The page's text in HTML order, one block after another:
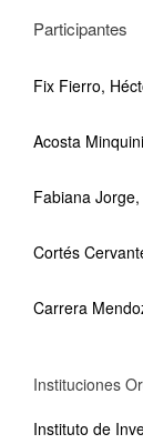
Participantes
Fix Fierro,
Acosta
Fabiana
Cortés
Carrera
Instituciones
Instituto de